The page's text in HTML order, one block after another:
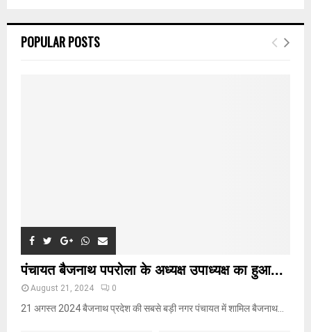
h
E
POPULAR POSTS
पंचायत बैजनाथ पपरोला के अध्यक्ष उपाध्यक्ष का हुआ...
August 21, 2024 0
21 अगस्त 2024 बैजनाथ प्रदेश की सबसे बड़ी नगर पंचायत में शामिल बैजनाथ...